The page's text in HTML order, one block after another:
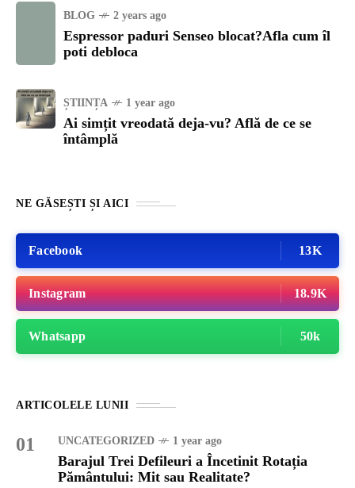
BLOG 2 years ago
Espressor paduri Senseo blocat?Afla cum îl
poti debloca
ȘTIINȚA 1 year ago
Ai simțit vreodată deja-vu? Află de ce se
întâmplă
NE GĂSEȘTI ȘI AICI
Facebook 13K
Instagram 18.9K
Whatsapp 50k
ARTICOLELE LUNII
01 UNCATEGORIZED 1 year ago
Barajul Trei Defileuri a Încetinit Rotația
Pământului: Mit sau Realitate?